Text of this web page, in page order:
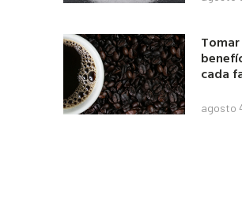
cada
agosto